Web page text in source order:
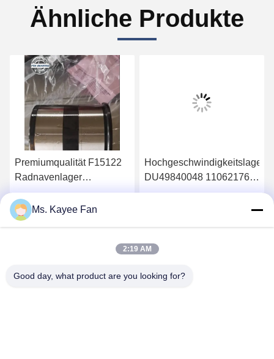
Ähnliche Produkte
Premiumqualität F15122
Radnavenlager
90*160*125mm
Ersatzteile für MAN SAF
Erhalten Sie besten Preis
Hochgeschwindigkeitslager
DU49840048 11062176
13475-27080
Erhalten Sie besten Preis
Ms. Kayee Fan
2:19 AM
Good day, what product are you looking for?